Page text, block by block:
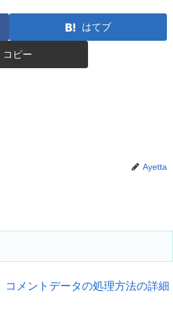
はてブ
コピー
Ayetta
コメントデータの処理方法の詳細